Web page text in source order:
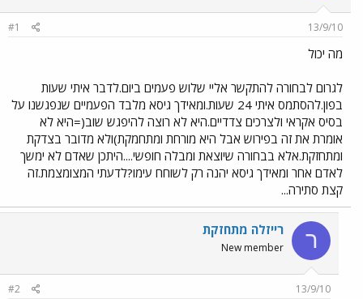
ו
ש
א
13/9/10
#1
מה יכול
לגרום לבחורה להתקשר אליי שלוש פעמים ביום.לדבר איתי שעות
בפון.להסתמס איתי 24 שעות.ומאידך גיסא מלבד הפעמיים שנפגשנו על
בסיס אקראי ולצרכים צדדיים.היא לא רוצה להיפגש שוב(=היא לא
אומרת את זה בפירוש אבל היא מורחת ומתחמקת)ולא מדובר בצדקת
ומתחזקת.אלא בבחורה שיוצאת ומבלה חופשי....היתכן שאדם לא ימשך
לאדם אחר ומאידך גיסא יהנה רק לשוחח עימו?לדעתי המצומצמת.זה
קצת סתירה...
ר רייזלה מתחזקת
New member
13/9/10
#2